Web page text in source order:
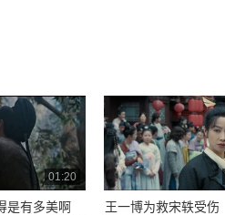
01:20
是有多美啊 王一博为救宋轶受伤